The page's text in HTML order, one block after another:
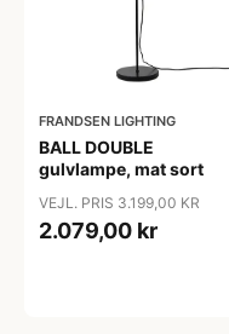
FRANDSEN LIGHTING
BALL DOUBLE
gulvlampe, mat sort
VEJL. PRIS 3.199,00 KR
2.079,00 kr